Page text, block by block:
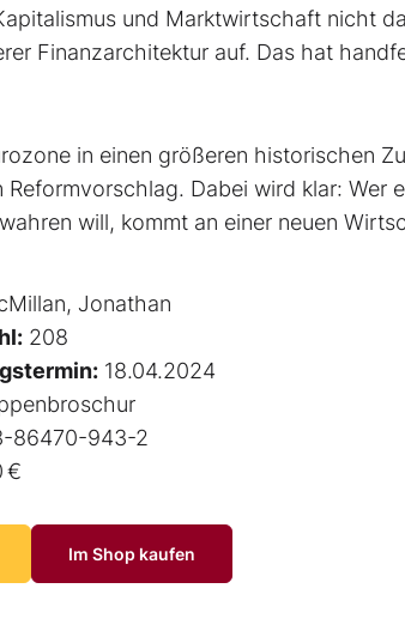
und Marktwirtschaft nicht
Finanzarchitektur auf. Das hat
in einen größeren historischen
Dabei wird klar: Wer
will, kommt an einer neuen
Jonathan
208
18.04.2024
86470-943-2
€
Im Shop kaufen